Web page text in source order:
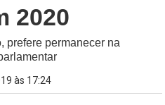
2020
prefere permanecer na
às 17:24